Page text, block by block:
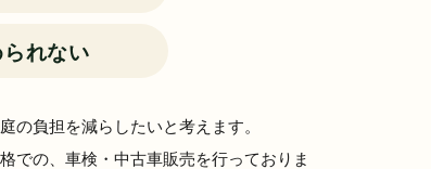
れない
の負担を減らしたいと考えます。
での、車検・中古車販売を行っておりま